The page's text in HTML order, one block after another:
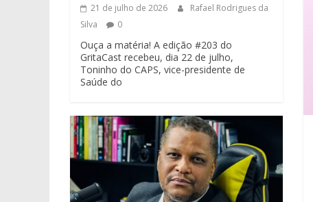
21 de julho de 2026
Rafael Rodrigues da
Silva
0
Ouça a matéria! A edição #203 do
GritaCast recebeu, dia 22 de julho,
Toninho do CAPS, vice-presidente de
Saúde do